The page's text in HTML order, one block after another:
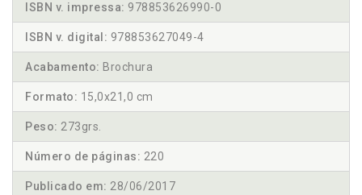
ISBN v. impressa: 978853626990-0
ISBN v. digital: 978853627049-4
Acabamento: Brochura
Formato: 15,0x21,0 cm
Peso: 273grs.
Número de páginas: 220
Publicado em: 28/06/2017